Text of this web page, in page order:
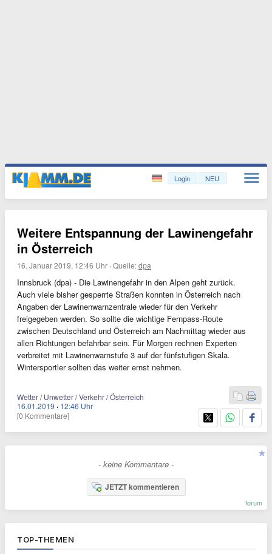
Login NEU
Weitere Entspannung der Lawinengefahr
in Österreich
16. Januar 2019, 12:46 Uhr ·Quelle:dpa
Innsbruck (dpa) - Die Lawinengefahr in den Alpen geht zurück.
Auch viele bisher gesperrte Straßen konnten in Österreich nach
Angaben der Lawinenwarnzentrale wieder für den Verkehr
freigegeben werden. So sollte die wichtige Fernpass-Route
zwischen Deutschland und Österreich am Nachmittag wieder aus
allen Richtungen befahrbar sein. Für Morgen rechnen Experten
verbreitet mit Lawinenwarnstufe 3 auf der fünfstufigen Skala.
Wintersportler sollten das weiter ernst nehmen.
Wetter / Unwetter / Verkehr / Österreich
16.01.2019 · 12:46 Uhr
[0 Kommentare]
- keine Kommentare -
JETZT kommentieren
forum
TOP-THEMEN